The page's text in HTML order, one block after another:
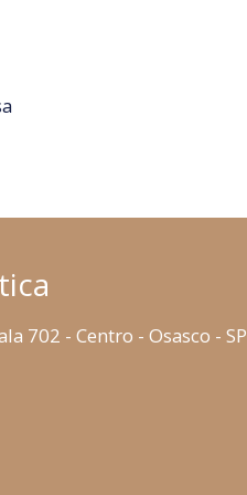
702 - Centro - Osasco - SP